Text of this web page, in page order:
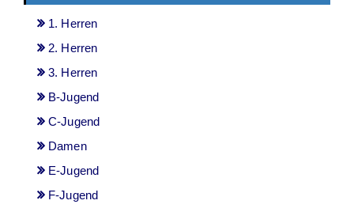
1. Herren
2. Herren
3. Herren
B-Jugend
C-Jugend
Damen
E-Jugend
F-Jugend